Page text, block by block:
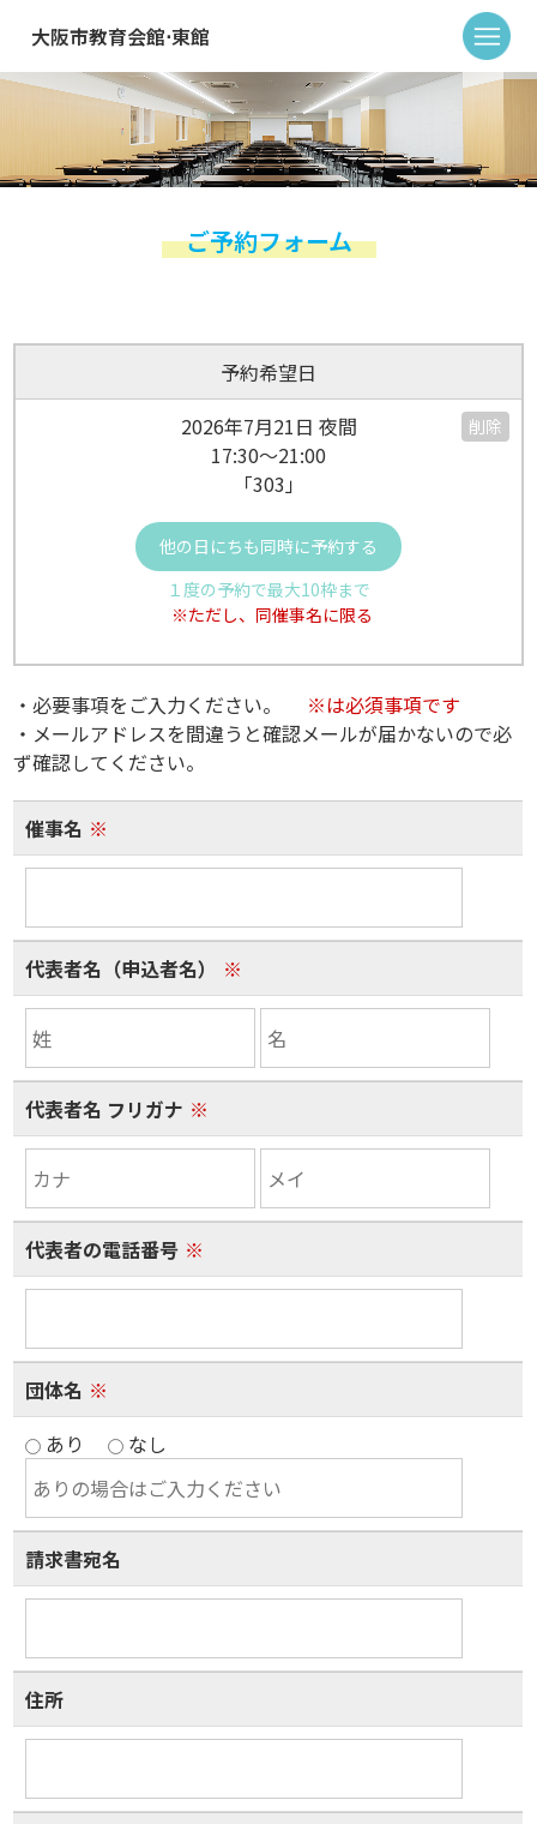
大阪市教育会館⋅東館
ご予約フォーム
予約希望日
2026年7月21日 夜間
17:30～21:00
「303」
削除
他の日にちも同時に予約する
１度の予約で最大10枠まで
※ただし、同催事名に限る
・必要事項をご入力ください。
※は必須事項です
・メールアドレスを間違うと確認メールが届かないので必
ず確認してください。
催事名 ※
代表者名（申込者名） ※
代表者名 フリガナ ※
代表者の電話番号 ※
団体名 ※
あり
なし
請求書宛名
住所